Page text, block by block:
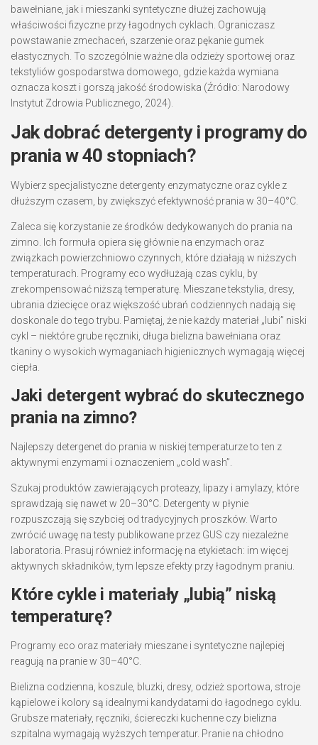
bawełniane, jak i mieszanki syntetyczne dłużej zachowują
właściwości fizyczne przy łagodnych cyklach. Ograniczasz
powstawanie zmechaceń, szarzenie oraz pękanie gumek
elastycznych. To szczególnie ważne dla odzieży sportowej oraz
tekstyliów gospodarstwa domowego, gdzie każda wymiana
oznacza koszt i gorszą jakość środowiska (Źródło: Narodowy
Instytut Zdrowia Publicznego, 2024).
Jak dobrać detergenty i programy do
prania w 40 stopniach?
Wybierz specjalistyczne detergenty enzymatyczne oraz cykle z
dłuższym czasem, by zwiększyć efektywność prania w 30–40°C.
Zaleca się korzystanie ze środków dedykowanych do prania na
zimno. Ich formuła opiera się głównie na enzymach oraz
związkach powierzchniowo czynnych, które działają w niższych
temperaturach. Programy eco wydłużają czas cyklu, by
zrekompensować niższą temperaturę. Mieszane tekstylia, dresy,
ubrania dziecięce oraz większość ubrań codziennych nadają się
doskonale do tego trybu. Pamiętaj, że nie każdy materiał „lubi” niski
cykl – niektóre grube ręczniki, długa bielizna bawełniana oraz
tkaniny o wysokich wymaganiach higienicznych wymagają więcej
ciepła.
Jaki detergent wybrać do skutecznego
prania na zimno?
Najlepszy detergenet do prania w niskiej temperaturze to ten z
aktywnymi enzymami i oznaczeniem „cold wash”.
Szukaj produktów zawierających proteazy, lipazy i amylazy, które
sprawdzają się nawet w 20–30°C. Detergenty w płynie
rozpuszczają się szybciej od tradycyjnych proszków. Warto
zwrócić uwagę na testy publikowane przez GUS czy niezależne
laboratoria. Prasuj również informację na etykietach: im więcej
aktywnych składników, tym lepsze efekty przy łagodnym praniu.
Które cykle i materiały „lubią” niską
temperaturę?
Programy eco oraz materiały mieszane i syntetyczne najlepiej
reagują na pranie w 30–40°C.
Bielizna codzienna, koszule, bluzki, dresy, odzież sportowa, stroje
kąpielowe i kolory są idealnymi kandydatami do łagodnego cyklu.
Grubsze materiały, ręczniki, ściereczki kuchenne czy bielizna
szpitalna wymagają wyższych temperatur. Pranie na chłodno